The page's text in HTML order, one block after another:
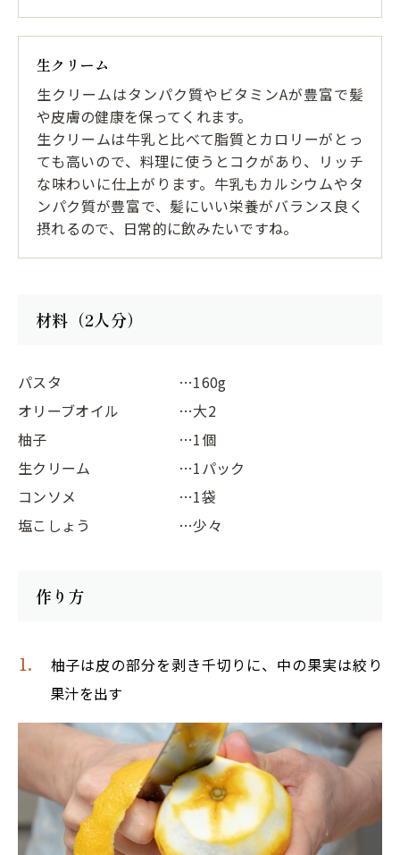
生クリーム
生クリームはタンパク質やビタミンAが豊富で髪
や皮膚の健康を保ってくれます。
生クリームは牛乳と比べて脂質とカロリーがとっ
ても高いので、料理に使うとコクがあり、リッチ
な味わいに仕上がります。牛乳もカルシウムやタ
ンパク質が豊富で、髪にいい栄養がバランス良く
摂れるので、日常的に飲みたいですね。
材料（2人分）
パスタ
…160g
オリーブオイル
…大2
柚子
…1個
生クリーム
…1パック
コンソメ
…1袋
塩こしょう
…少々
作り方
柚子は皮の部分を剥き千切りに、中の果実は絞り
果汁を出す